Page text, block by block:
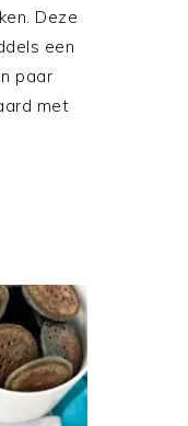
Deze
een
paar
met